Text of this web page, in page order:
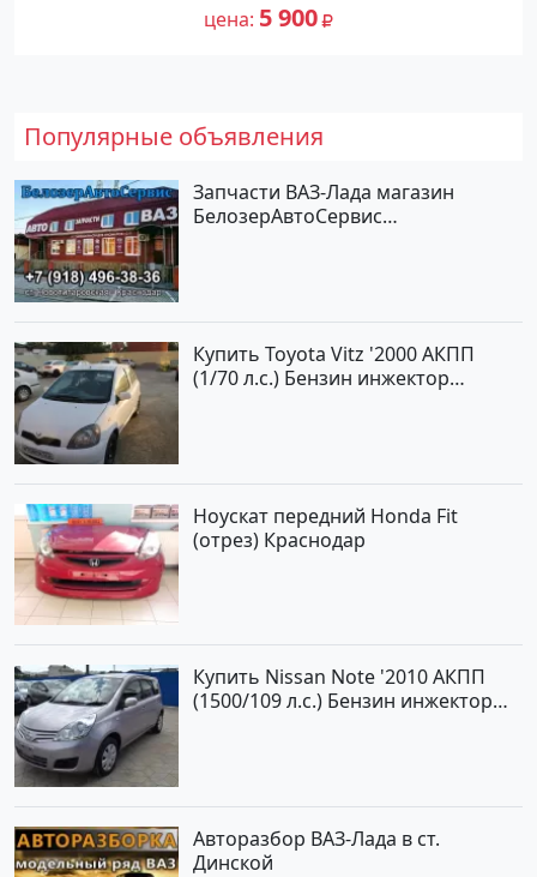
цена 5 900
Популярные объявления
Запчасти ВАЗ-Лада магазин
БелозерАвтоСервис
Купить Toyota Vitz '2000 АКПП
(1/70 л.с.) Бензин инжектор
Ноускат передний Honda Fit
(отрез) Краснодар
Купить Nissan Note '2010 АКПП
(1500/109 л.с.) Бензин инжектор
Авторазбор ВАЗ-Лада в ст.
Динской